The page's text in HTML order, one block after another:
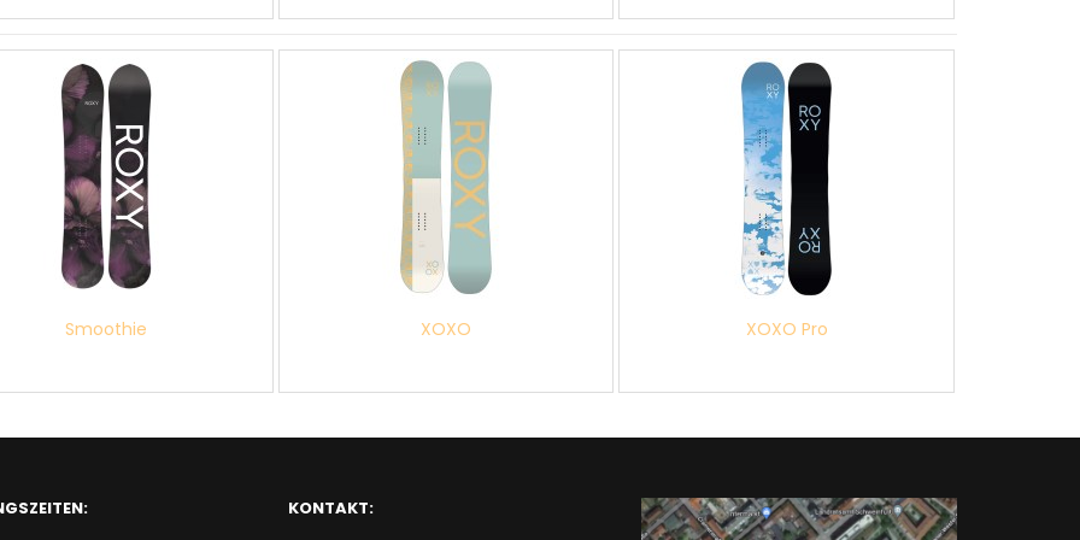
Smoothie XOXO XOXO Pro
KONTAKT: